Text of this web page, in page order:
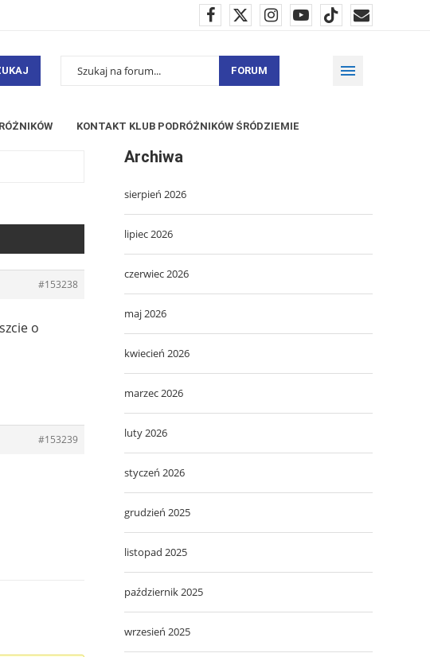
FORUM
KONTAKT KLUB PODRÓŻNIKÓW ŚRÓDZIEMIE
#153238
o
#153239
Archiwa
sierpień 2026
lipiec 2026
czerwiec 2026
maj 2026
kwiecień 2026
marzec 2026
luty 2026
styczeń 2026
grudzień 2025
listopad 2025
październik 2025
wrzesień 2025